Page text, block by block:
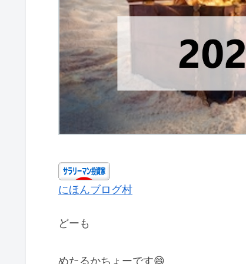
にほんブログ村
どーも
めたるかちょーです😄